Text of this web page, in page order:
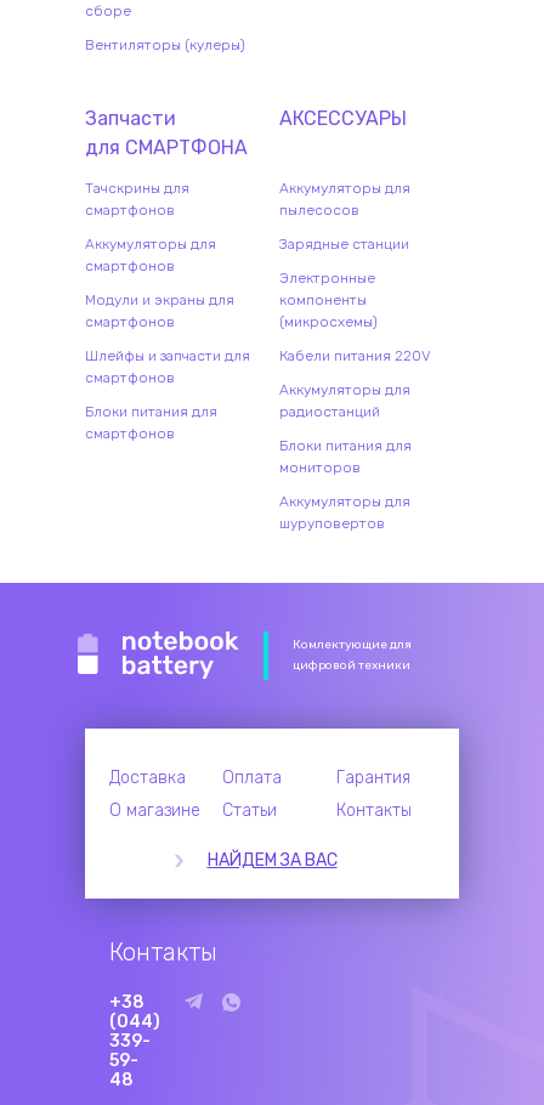
сборе
Вентиляторы (кулеры)
Запчасти
для СМАРТФОНА
Тачскрины для
смартфонов
Аккумуляторы для
смартфонов
Модули и экраны для
смартфонов
Шлейфы и запчасти для
смартфонов
Блоки питания для
смартфонов
АКСЕССУАРЫ
Аккумуляторы для
пылесосов
Зарядные станции
Электронные
компоненты
(микросхемы)
Кабели питания 220V
Аккумуляторы для
радиостанций
Блоки питания для
мониторов
Аккумуляторы для
шуруповертов
Комлектующие для
цифровой техники
Доставка Оплата
Гарантия
О магазине
Статьи Контакты
НАЙДЕМ ЗА ВАС
Контакты
+38
(044)
339-
59-
48